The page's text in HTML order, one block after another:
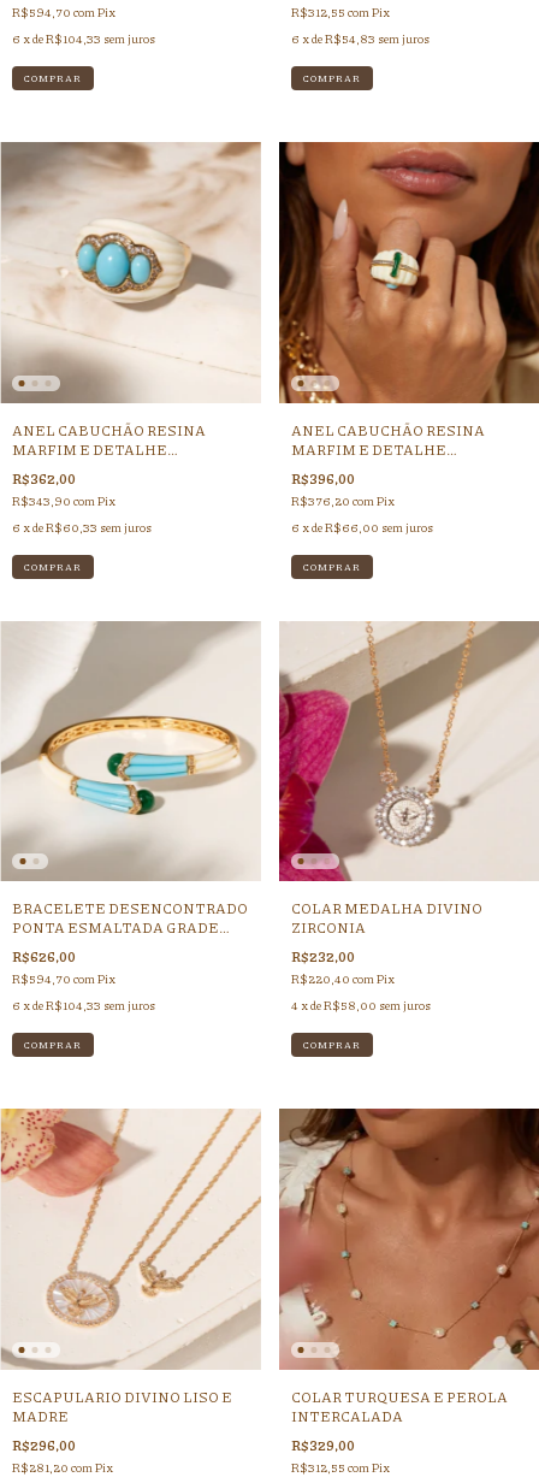
R$594,70 comPix
6 x deR$104,33 sem juros
R$312,55 comPix
6 x deR$54,83 sem juros
COMPRAR
ANEL CABUCHÃO RESINA
MARFIM E DETALHE
TURQUESA
R$362,00
R$343,90 com Pix
6 x deR$60,33 sem juros
COMPRAR
ANEL CABUCHÃO RESINA
MARFIM E DETALHE
ESMERALDA
R$396,00
R$376,20 com Pix
6 x deR$66,00 sem juros
COMPRAR
BRACELETE DESENCONTRADO
PONTA ESMALTADA GRADE
RESINA MARFIM
R$626,00
R$594,70 comPix
6 x deR$104,33 sem juros
COLAR MEDALHA DIVINO
ZIRCONIA
R$232,00
R$220,40 comPix
4 x deR$58,00 sem juros
ESCAPULARIO DIVINO LISO E
MADRE
R$296,00
R$281,20 com Pix
COLAR TURQUESA E PEROLA
INTERCALADA
R$329,00
R$312,55 com Pix